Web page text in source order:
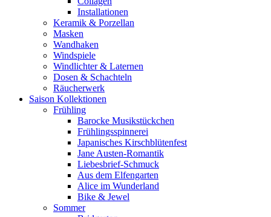
Installationen
Keramik & Porzellan
Masken
Wandhaken
Windspiele
Windlichter & Laternen
Dosen & Schachteln
Räucherwerk
Saison Kollektionen
Frühling
Barocke Musikstückchen
Frühlingsspinnerei
Japanisches Kirschblütenfest
Jane Austen-Romantik
Liebesbrief-Schmuck
Aus dem Elfengarten
Alice im Wunderland
Bike & Jewel
Sommer